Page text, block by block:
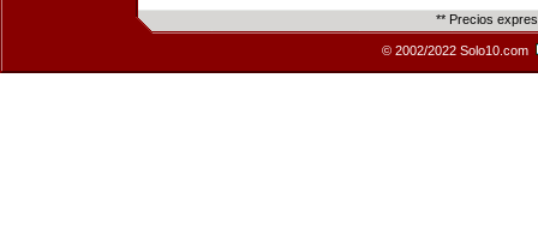
** Precios
© 2002/2022 Solo10.com